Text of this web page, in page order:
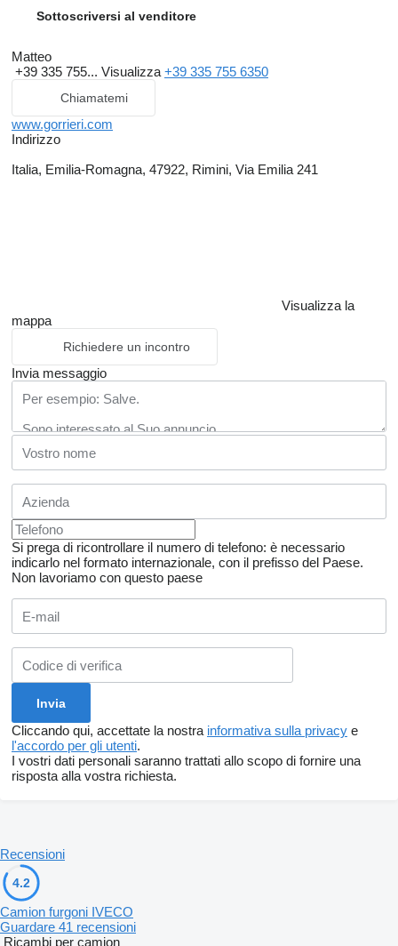
Sottoscriversi al venditore
Matteo
+39 335 755... Visualizza +39 335 755 6350
Chiamatemi
www.gorrieri.com
Indirizzo
Italia, Emilia-Romagna, 47922, Rimini, Via Emilia 241
Visualizza la
mappa
Richiedere un incontro
Invia messaggio
Si prega di ricontrollare il numero di telefono: è necessario
indicarlo nel formato internazionale, con il prefisso del Paese.
Non lavoriamo con questo paese
Cliccando qui, accettate la nostra informativa sulla privacy e
l'accordo per gli utenti.
I vostri dati personali saranno trattati allo scopo di fornire una
risposta alla vostra richiesta.
Recensioni
4.2
Camion furgoni IVECO
Guardare 41 recensioni
Ricambi per camion